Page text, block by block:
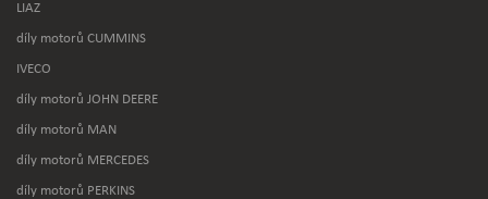
LIAZ
díly motorů CUMMINS
IVECO
díly motorů JOHN DEERE
díly motorů MAN
díly motorů MERCEDES
díly motorů PERKINS